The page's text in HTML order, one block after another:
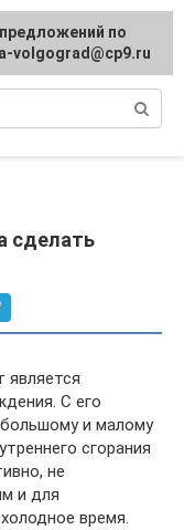
сделать
является
С его
и малому
сгорания
не
и для
время.
по
volgograd@cp9.ru